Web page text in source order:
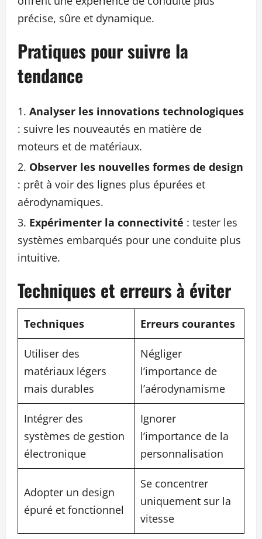
précise, sûre et dynamique.
Pratiques pour suivre la
tendance
Analyser les innovations technologiques
: suivre les nouveautés en matière de
moteurs et de matériaux.
Observer les nouvelles formes de design
: prêt à voir des lignes plus épurées et
aérodynamiques.
Expérimenter la connectivité : tester les
systèmes embarqués pour une conduite plus
intuitive.
Techniques et erreurs à éviter
Techniques Erreurs courantes
Utiliser des
matériaux légers
mais durables
Négliger
l’importance de
l’aérodynamisme
Intégrer des
systèmes de gestion
électronique
Ignorer
l’importance de la
personnalisation
Adopter un design
épuré et fonctionnel
Se concentrer
uniquement sur la
vitesse